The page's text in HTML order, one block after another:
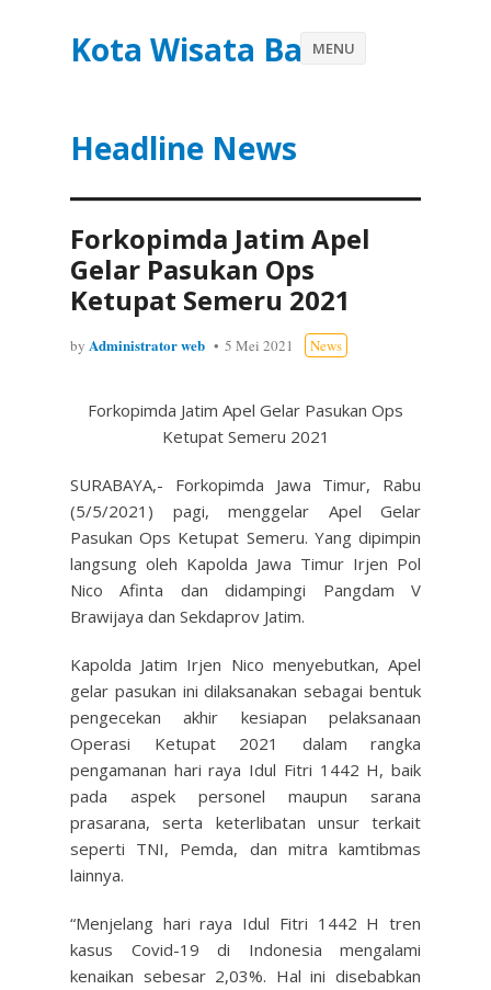
Kota Wisata Batu
Headline News
MENU
Forkopimda Jatim Apel
Gelar Pasukan Ops
Ketupat Semeru 2021
by Administrator web 5 Mei 2021 News
Forkopimda Jatim Apel Gelar Pasukan Ops
Ketupat Semeru 2021
SURABAYA,- Forkopimda Jawa Timur, Rabu
(5/5/2021) pagi, menggelar Apel Gelar
Pasukan Ops Ketupat Semeru. Yang dipimpin
langsung oleh Kapolda Jawa Timur Irjen Pol
Nico Afinta dan didampingi Pangdam V
Brawijaya dan Sekdaprov Jatim.
Kapolda Jatim Irjen Nico menyebutkan, Apel
gelar pasukan ini dilaksanakan sebagai bentuk
pengecekan akhir kesiapan pelaksanaan
Operasi Ketupat 2021 dalam rangka
pengamanan hari raya Idul Fitri 1442 H, baik
pada aspek personel maupun sarana
prasarana, serta keterlibatan unsur terkait
seperti TNI, Pemda, dan mitra kamtibmas
lainnya.
“Menjelang hari raya Idul Fitri 1442 H tren
kasus Covid-19 di Indonesia mengalami
kenaikan sebesar 2,03%. Hal ini disebabkan